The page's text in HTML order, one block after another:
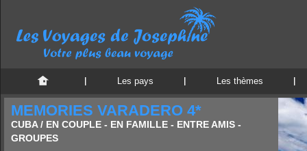
Les pays Les thèmes
MEMORIES VARADERO 4*
CUBA / EN COUPLE - EN FAMILLE - ENTRE AMIS -
GROUPES